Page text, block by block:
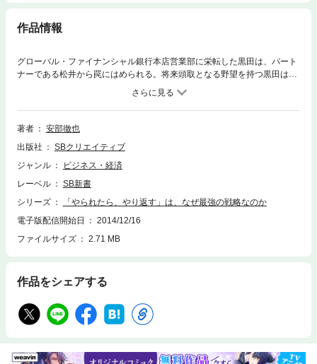
作品情報
グローバル・ファイナンシャル銀行本店営業部に栄転した黒田は、パート
ナーである松井から罠にはめられる。将来頭取となる野望を持つ黒田は、
ある作戦に出る――。駆け引きでの勝ち方を体系化した「ゲーム理論」を
銀行を舞台にし６つのストーリーで紹介！
著者
安部徹也
出版社
SBクリエイティブ
ジャンル
ビジネス・経済
レーベル
SB新書
シリーズ
「やられたら、やり返す」は、なぜ最強の戦略なのか
電子版配信開始日
2014/12/16
ファイルサイズ
2.71 MB
作品をシェアする